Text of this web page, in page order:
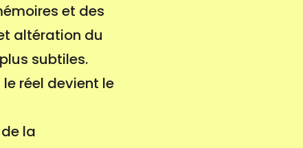
et des
altération du
subtiles.
réel devient le
la